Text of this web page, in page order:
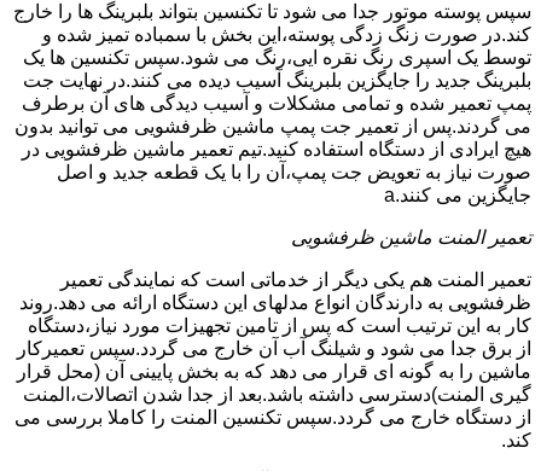
سپس پوسته موتور جدا می شود تا تکنسین بتواند بلبرینگ ها را خارج
کند.در صورت زنگ زدگی پوسته،این بخش با سمباده تمیز شده و
توسط یک اسپری رنگ نقره ایی،رنگ می شود.سپس تکنسین ها یک
بلبرینگ جدید را جایگزین بلبرینگ آسیب دیده می کنند.در نهایت جت
پمپ تعمیر شده و تمامی مشکلات و آسیب دیدگی های آن برطرف
می گردند.پس از تعمیر جت پمپ ماشین ظرفشویی می توانید بدون
هیچ ایرادی از دستگاه استفاده کنید.تیم تعمیر ماشین ظرفشویی در
صورت نیاز به تعویض جت پمپ،آن را با یک قطعه جدید و اصل
جایگزین می کنند.a
تعمیر المنت ماشین ظرفشویی
تعمیر المنت هم یکی دیگر از خدماتی است که نمایندگی تعمیر
ظرفشویی به دارندگان انواع مدلهای این دستگاه ارائه می دهد.روند
کار به این ترتیب است که پس از تامین تجهیزات مورد نیاز،دستگاه
از برق جدا می شود و شیلنگ آب آن خارج می گردد.سپس تعمیرکار
ماشین را به گونه ای قرار می دهد که به بخش پایینی آن (محل قرار
گیری المنت)دسترسی داشته باشد.بعد از جدا شدن اتصالات،المنت
از دستگاه خارج می گردد.سپس تکنسین المنت را کاملا بررسی می
کند.